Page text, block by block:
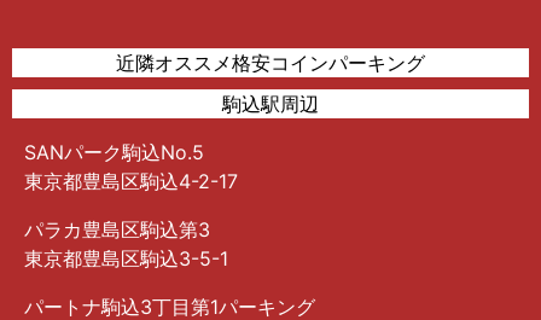
近隣オススメ格安コインパーキング
駒込駅周辺
SANパーク駒込No.5
東京都豊島区駒込4-2-17
パラカ豊島区駒込第3
東京都豊島区駒込3-5-1
パートナ駒込3丁目第1パーキング